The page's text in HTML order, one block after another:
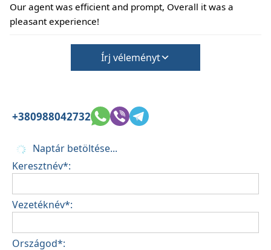
Our agent was efficient and prompt, Overall it was a
pleasant experience!
Írj véleményt
+380988042732
Naptár betöltése...
Keresztnév*:
Vezetéknév*:
Országod*: